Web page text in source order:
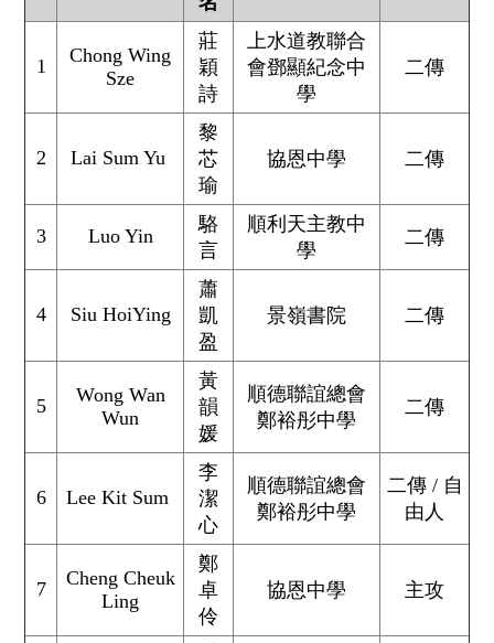
1
Chong Wing
Sze
莊
穎
詩
上水道教聯合
會鄧顯紀念中
學
二傳
2 Lai Sum Yu
黎
芯
瑜
協恩中學 二傳
3 Luo Yin
駱
言
順利天主教中
學
二傳
4 Siu HoiYing
蕭
凱
盈
景嶺書院 二傳
5
Wong Wan
Wun
黃
韻
媛
順德聯誼總會
鄭裕彤中學
二傳
6 Lee Kit Sum
李
潔
心
順德聯誼總會
鄭裕彤中學
二傳 / 自
由人
7
Cheng Cheuk
Ling
鄭
卓
伶
協恩中學 主攻